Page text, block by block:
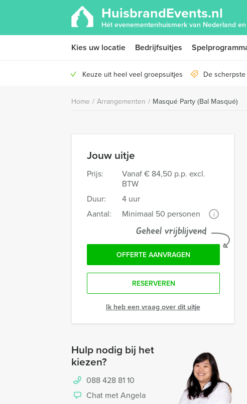
HuisbrandEvents.nl
Hét evenementenhuismerk van Nederland
Kies uw locatie Bedrijfsuitjes
Keuze uit heel veel groepsuitjes De
Home / Arrangementen / Masqué Party (Bal Masqué)
Jouw uitje
Prijs: Vanaf€ 84,50 p.p. excl.
BTW
Duur:
4 uur
Aantal:
Minimaal 50 personen i
Geheel vrijblijvend
OFFERTE AANVRAGEN
RESERVEREN
Ik heb een vraag over dit uitje
Hulp nodig bij het
kiezen?
088 428 81 10
Chat met Angela